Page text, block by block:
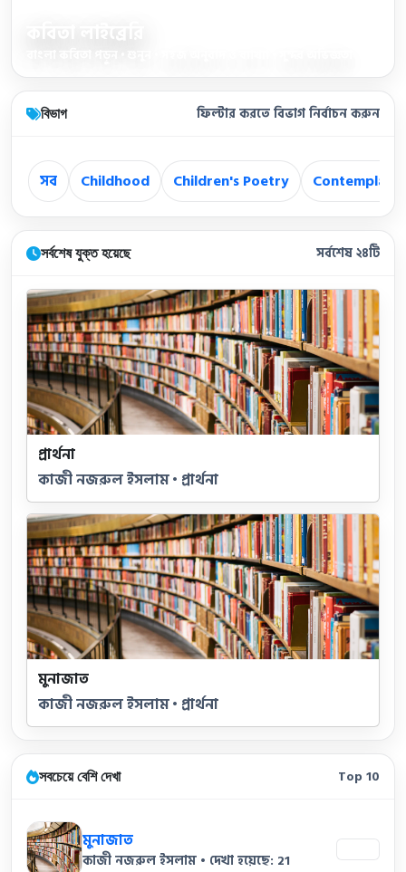
বিভাগ ফিল্টার করতে বিভাগ নির্বাচন করুন
সব Childhood Children's Poetry
সর্বশেষ যুক্ত হয়েছে সর্বশেষ ২৪টি
প্রার্থনা
কাজী নজরুল ইসলাম • প্রার্থনা
মুনাজাত
কাজী নজরুল ইসলাম • প্রার্থনা
সবচেয়ে বেশি দেখা Top 10
মুনাজাত
কাজী নজরুল ইসলাম • দেখা হয়েছে: 21